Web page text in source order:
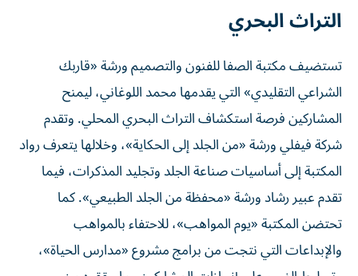
التراث البحري
تستضيف مكتبة الصفا للفنون والتصميم ورشة «قاربك
الشراعي التقليدي» التي يقدمها محمد اللوغاني، ليمنح
المشاركين فرصة استكشاف التراث البحري المحلي. وتقدم
شركة فيفلي ورشة «من الجلد إلى الحكاية»، وخلالها يتعرف رواد
المكتبة إلى أساسيات صناعة الجلد وتجليد المذكرات، فيما
تقدم عبير رشاد ورشة «محفظة من الجلد الطبيعي». كما
تحتضن المكتبة «يوم المواهب»، للاحتفاء بالمواهب
والإبداعات التي نتجت من برامج مشروع «مدارس الحياة»،